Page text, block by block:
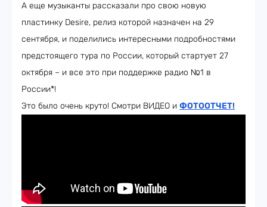
А еще музыканты рассказали про свою новую
пластинку Desire, релиз которой назначен на 29
сентября, и поделились интересными подробностями
предстоящего тура по России, который стартует 27
октября – и все это при поддержке радио №1 в
России*!
Это было очень круто! Смотри ВИДЕО и ФОТООТЧЕТ!